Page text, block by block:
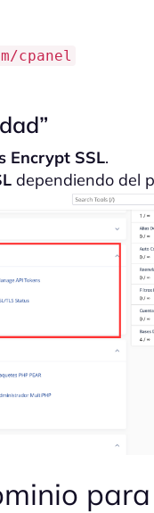
cpanel
Encrypt SSL.
dependiendo del